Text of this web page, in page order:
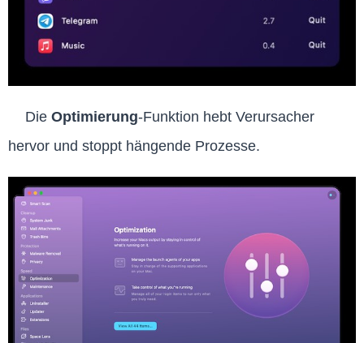
Die Optimierung-Funktion hebt Verursacher
hervor und stoppt hängende Prozesse.